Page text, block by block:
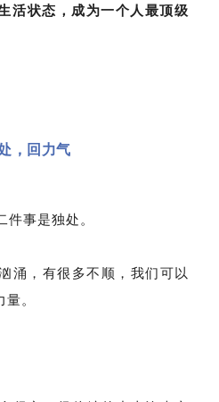
活状态，成为一个人最顶级
，回力气
事是独处。
涌，有很多不顺，我们可以
。